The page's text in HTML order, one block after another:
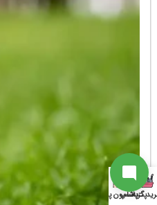
سابسکرایب
ارتباط با پشتیبان
گربه
پت شاپ
پانسیون پت